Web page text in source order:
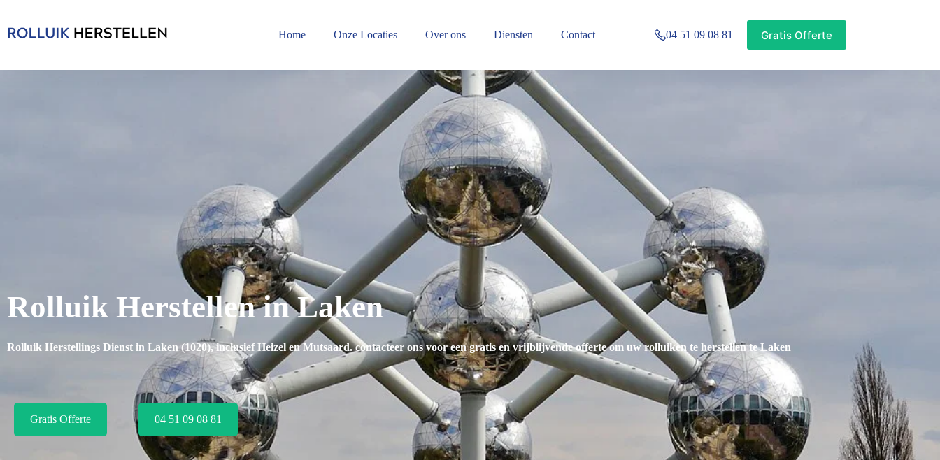
Home Onze Locaties Over ons Diensten Contact 04 51 09 08 81 Gratis Offerte
Rolluik Herstellen in Laken
Rolluik Herstellings Dienst in Laken (1020), inclusiefHeizel en Mutsaard. contacteer ons voor een gratis en vrijblijvende offerte om uw rolluiken te herstellen te Laken
Gratis Offerte 04 51 09 08 81